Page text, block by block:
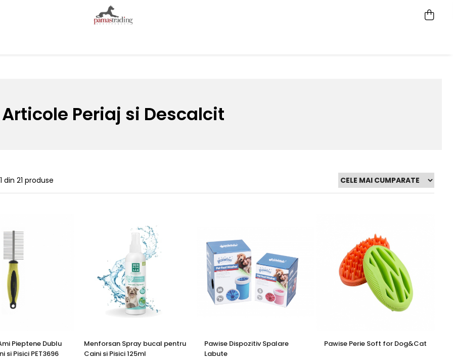
Articole Periaj si Descalcit
din 21 produse
Pieptene Dublu
si Pisici PET3696
Menforsan Spray bucal pentru
Caini si Pisici 125ml
Pawise Dispozitiv Spalare
Labute
Pawise Perie Soft for Dog&Cat